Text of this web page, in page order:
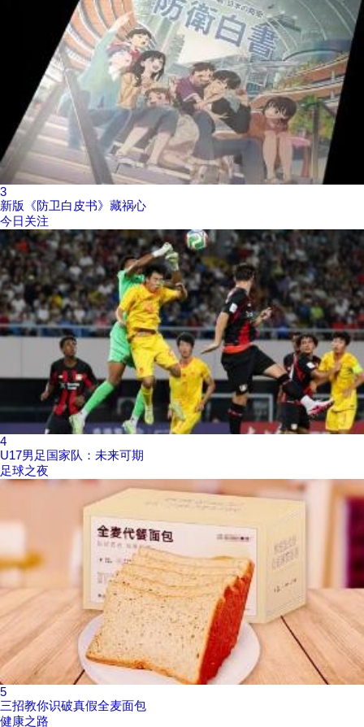
3
新版《防卫白皮书》藏祸心
今日关注
4
U17男足国家队：未来可期
足球之夜
5
三招教你识破真假全麦面包
健康之路